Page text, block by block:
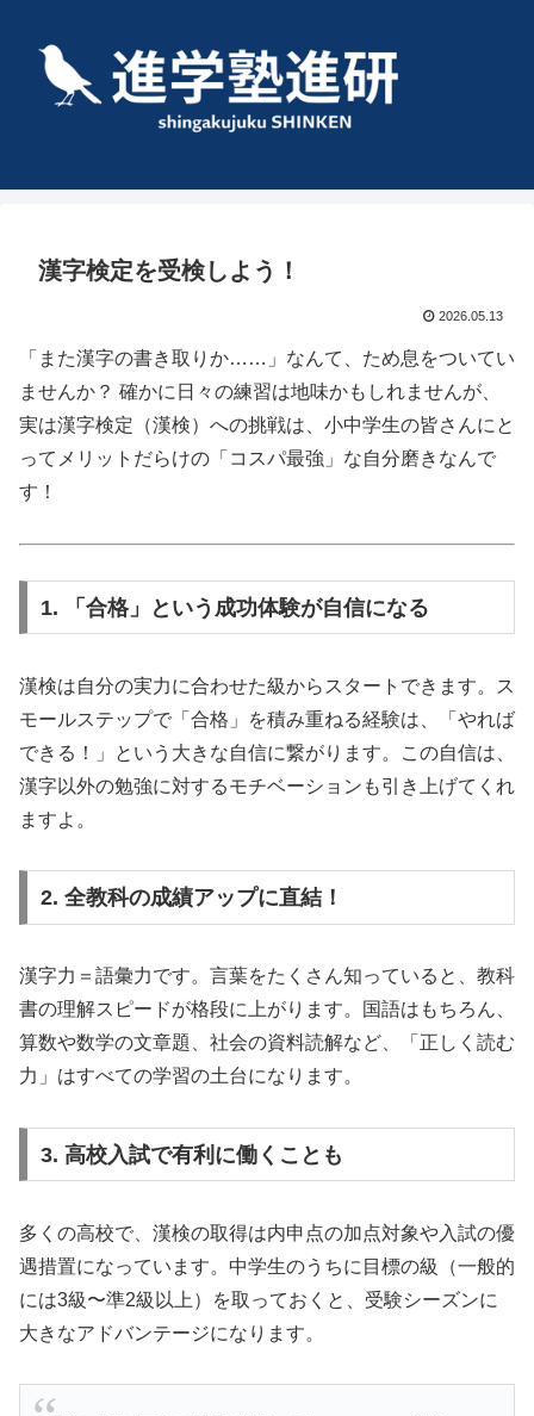
漢字検定を受検しよう！
2026.05.13
「また漢字の書き取りか……」なんて、ため息をついてい
ませんか？ 確かに日々の練習は地味かもしれませんが、
実は漢字検定（漢検）への挑戦は、小中学生の皆さんにと
ってメリットだらけの「コスパ最強」な自分磨きなんで
す！
1. 「合格」という成功体験が自信になる
漢検は自分の実力に合わせた級からスタートできます。ス
モールステップで「合格」を積み重ねる経験は、「やれば
できる！」という大きな自信に繋がります。この自信は、
漢字以外の勉強に対するモチベーションも引き上げてくれ
ますよ。
2. 全教科の成績アップに直結！
漢字力＝語彙力です。言葉をたくさん知っていると、教科
書の理解スピードが格段に上がります。国語はもちろん、
算数や数学の文章題、社会の資料読解など、「正しく読む
力」はすべての学習の土台になります。
3. 高校入試で有利に働くことも
多くの高校で、漢検の取得は内申点の加点対象や入試の優
遇措置になっています。中学生のうちに目標の級（一般的
には3級〜準2級以上）を取っておくと、受験シーズンに
大きなアドバンテージになります。